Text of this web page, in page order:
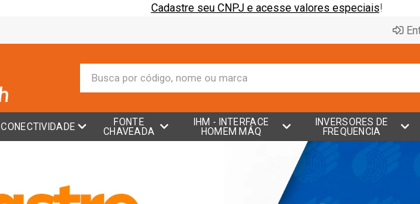
Cadastre seu CNPJ e acesse valores especiais!
CONECTIVIDADE
FONTE
CHAVEADA
IHM - INTERFACE
HOMEM MÁQ
INVERSORES DE
FREQUENCIA